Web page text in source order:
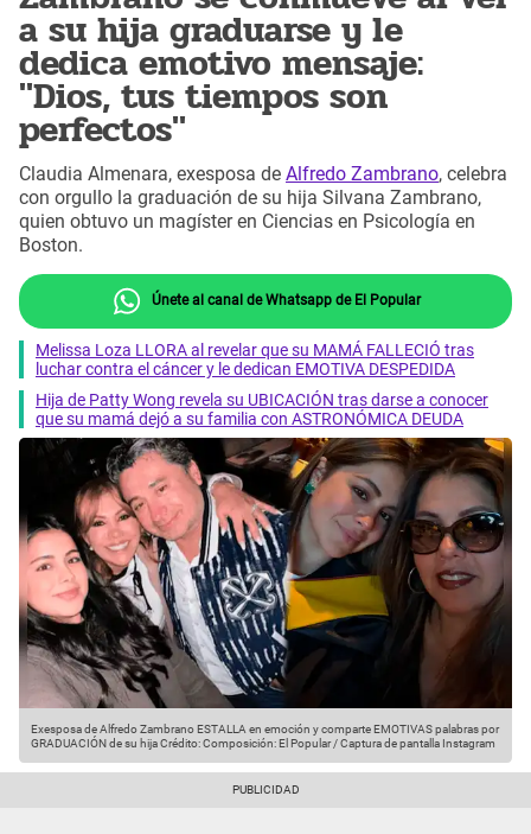
a su hija graduarse y le
dedica emotivo mensaje:
"Dios, tus tiempos son
perfectos"
Claudia Almenara, exesposa de Alfredo Zambrano, celebra
con orgullo la graduación de su hija Silvana Zambrano,
quien obtuvo un magíster en Ciencias en Psicología en
Boston.
Únete al canal de Whatsapp de El Popular
Melissa Loza LLORA al revelar que su MAMÁ FALLECIÓ tras
luchar contra el cáncer y le dedican EMOTIVA DESPEDIDA
Hija de Patty Wong revela su UBICACIÓN tras darse a conocer
que su mamá dejó a su familia con ASTRONÓMICA DEUDA
Exesposa de Alfredo Zambrano ESTALLA en emoción y comparte EMOTIVAS palabras por
GRADUACIÓN de su hijaCrédito: Composición: El Popular / Captura de pantalla Instagram